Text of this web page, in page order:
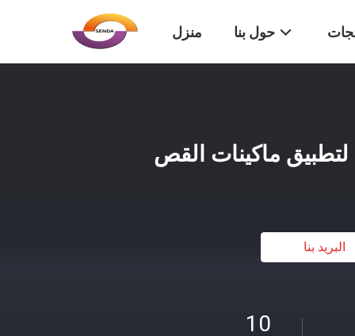
منزل حول بنا
البريد بنا
10